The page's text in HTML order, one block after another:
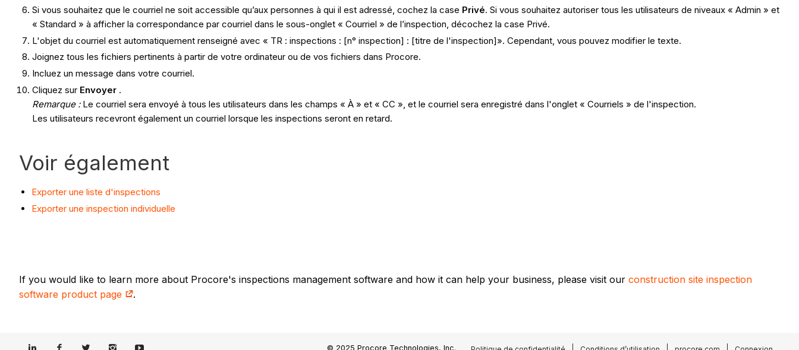
Si vous souhaitez que le courriel ne soit accessible qu’aux personnes à qui il est adressé, cochez la case Privé. Si vous souhaitez autoriser tous les utilisateurs de niveaux « Admin » et
« Standard » à afficher la correspondance par courriel dans le sous-onglet « Courriel » de l’inspection, décochez la case Privé.
L'objet du courriel est automatiquement renseigné avec « TR : inspections : [n° inspection] : [titre de l'inspection]». Cependant, vous pouvez modifier le texte.
Joignez tous les fichiers pertinents à partir de votre ordinateur ou de vos fichiers dans Procore.
Incluez un message dans votre courriel.
Cliquez sur Envoyer .
Remarque :Le courriel sera envoyé à tous les utilisateurs dans les champs « À » et « CC », et le courriel sera enregistré dans l'onglet « Courriels » de l'inspection.
Les utilisateurs recevront également un courriel lorsque les inspections seront en retard.
Voir également
Exporter une liste d'inspections
Exporter une inspection individuelle
If you would like to learn more about Procore's inspections management software and how it can help your business, please visit our construction site inspection
software product page
.
© 2025 Procore Technologies, Inc.